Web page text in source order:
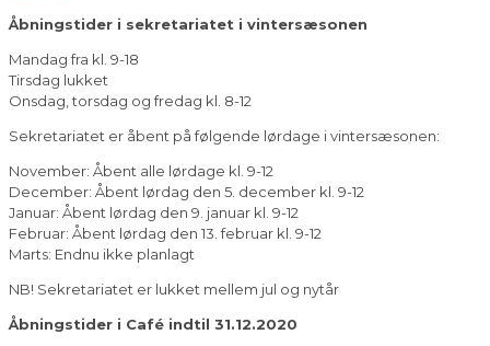
Åbningstider i sekretariatet i vintersæsonen
Mandag fra kl. 9-18
Tirsdag lukket
Onsdag, torsdag og fredag kl. 8-12
Sekretariatet er åbent på følgende lørdage i vintersæsonen:
November: Åbent alle lørdage kl. 9-12
December: Åbent lørdag den 5. december kl. 9-12
Januar: Åbent lørdag den 9. januar kl. 9-12
Februar: Åbent lørdag den 13. februar kl. 9-12
Marts: Endnu ikke planlagt
NB! Sekretariatet er lukket mellem jul og nytår
Åbningstider i Café indtil 31.12.2020